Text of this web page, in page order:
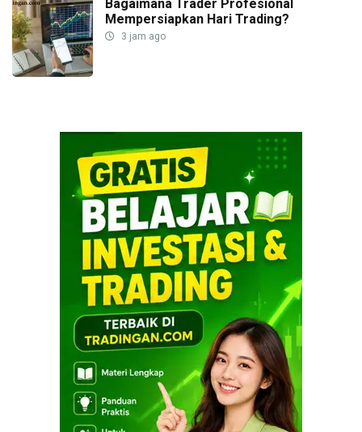
Bagaimana Trader Profesional
Mempersiapkan Hari Trading?
3 jam ago